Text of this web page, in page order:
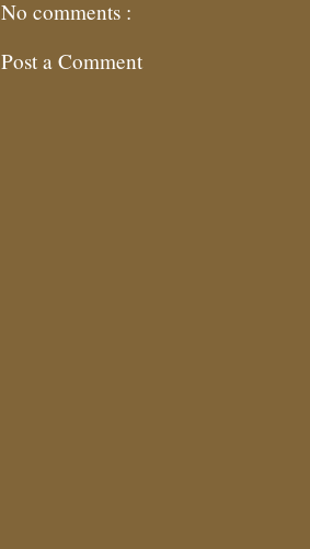
No comments :
Post a Comment